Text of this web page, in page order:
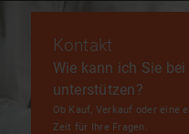
Kontakt
Wie kann ich Sie
unterstützen?
Ob Kauf, Verkauf oder eine
Zeit für Ihre Fragen.